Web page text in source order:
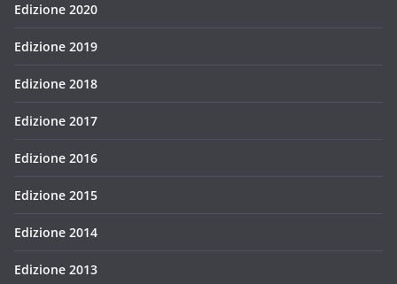
Edizione 2020
Edizione 2019
Edizione 2018
Edizione 2017
Edizione 2016
Edizione 2015
Edizione 2014
Edizione 2013